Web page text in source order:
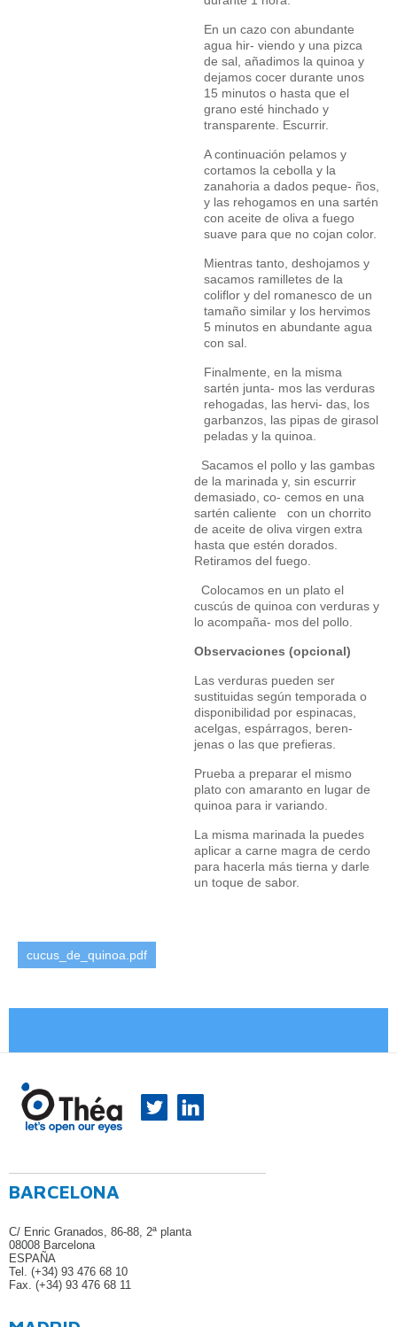
En un cazo con abundante
agua hir- viendo y una pizca
de sal, añadimos la quinoa y
dejamos cocer durante unos
15 minutos o hasta que el
grano esté hinchado y
transparente. Escurrir.
A continuación pelamos y
cortamos la cebolla y la
zanahoria a dados peque- ños,
y las rehogamos en una sartén
con aceite de oliva a fuego
suave para que no cojan color.
Mientras tanto, deshojamos y
sacamos ramilletes de la
coliflor y del romanesco de un
tamaño similar y los hervimos
5 minutos en abundante agua
con sal.
Finalmente, en la misma
sartén junta- mos las verduras
rehogadas, las hervi- das, los
garbanzos, las pipas de girasol
peladas y la quinoa.
Sacamos el pollo y las gambas
de la marinada y, sin escurrir
demasiado, co- cemos en una
sartén caliente con un chorrito
de aceite de oliva virgen extra
hasta que estén dorados.
Retiramos del fuego.
Colocamos en un plato el
cuscús de quinoa con verduras y
lo acompaña- mos del pollo.
Observaciones (opcional)
Las verduras pueden ser
sustituidas según temporada o
disponibilidad por espinacas,
acelgas, espárragos, beren-
jenas o las que prefieras.
Prueba a preparar el mismo
plato con amaranto en lugar de
quinoa para ir variando.
La misma marinada la puedes
aplicar a carne magra de cerdo
para hacerla más tierna y darle
un toque de sabor.
cucus_de_quinoa.pdf
BARCELONA
C/ Enric Granados, 86-88, 2ª planta
08008 Barcelona
ESPAÑA
Tel. (+34) 93 476 68 10
Fax. (+34) 93 476 68 11